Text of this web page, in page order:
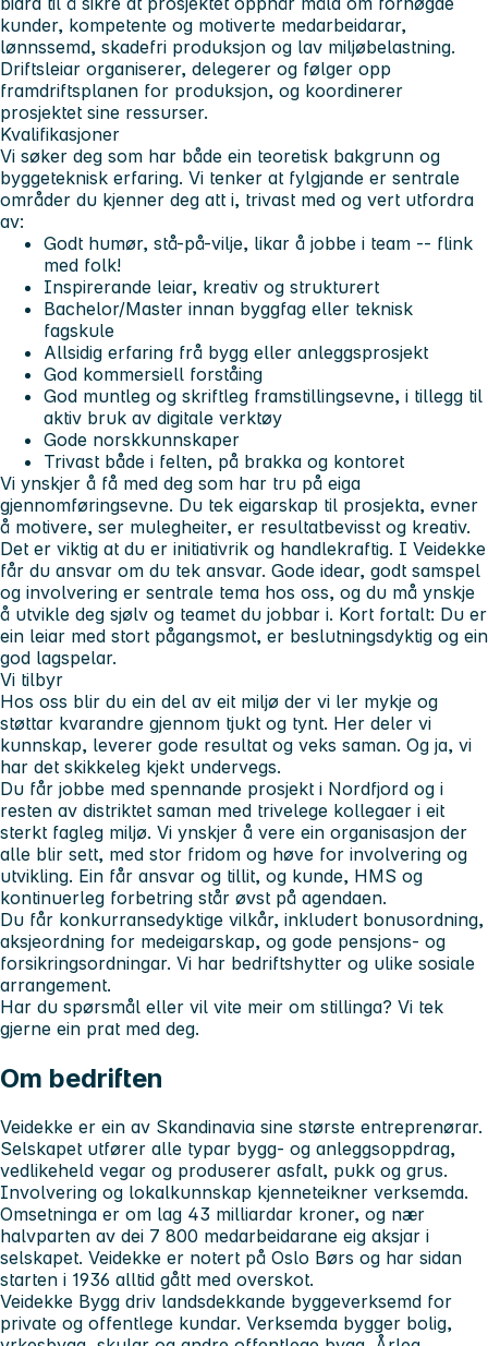
kunder, kompetente og motiverte medarbeidarar,
lønnssemd, skadefri produksjon og lav miljøbelastning.
Driftsleiar organiserer, delegerer og følger opp
framdriftsplanen for produksjon, og koordinerer
prosjektet sine ressurser.
Kvalifikasjoner
Vi søker deg som har både ein teoretisk bakgrunn og
byggeteknisk erfaring. Vi tenker at fylgjande er sentrale
områder du kjenner deg att i, trivast med og vert utfordra
av:
Godt humør, stå-på-vilje, likar å jobbe i team -- flink
med folk!
Inspirerande leiar, kreativ og strukturert
Bachelor/Master innan byggfag eller teknisk
fagskule
Allsidig erfaring frå bygg eller anleggsprosjekt
God kommersiell forståing
God muntleg og skriftleg framstillingsevne, i tillegg til
aktiv bruk av digitale verktøy
Gode norskkunnskaper
Trivast både i felten, på brakka og kontoret
Vi ynskjer å få med deg som har tru på eiga
gjennomføringsevne. Du tek eigarskap til prosjekta, evner
å motivere, ser mulegheiter, er resultatbevisst og kreativ.
Det er viktig at du er initiativrik og handlekraftig. I Veidekke
får du ansvar om du tek ansvar. Gode idear, godt samspel
og involvering er sentrale tema hos oss, og du må ynskje
å utvikle deg sjølv og teamet du jobbar i. Kort fortalt: Du er
ein leiar med stort pågangsmot, er beslutningsdyktig og ein
god lagspelar.
Vi tilbyr
Hos oss blir du ein del av eit miljø der vi ler mykje og
støttar kvarandre gjennom tjukt og tynt. Her deler vi
kunnskap, leverer gode resultat og veks saman. Og ja, vi
har det skikkeleg kjekt undervegs.
Du får jobbe med spennande prosjekt i Nordfjord og i
resten av distriktet saman med trivelege kollegaer i eit
sterkt fagleg miljø. Vi ynskjer å vere ein organisasjon der
alle blir sett, med stor fridom og høve for involvering og
utvikling. Ein får ansvar og tillit, og kunde, HMS og
kontinuerleg forbetring står øvst på agendaen.
Du får konkurransedyktige vilkår, inkludert bonusordning,
aksjeordning for medeigarskap, og gode pensjons- og
forsikringsordningar. Vi har bedriftshytter og ulike sosiale
arrangement.
Har du spørsmål eller vil vite meir om stillinga? Vi tek
gjerne ein prat med deg.
Om bedriften
Veidekke er ein av Skandinavia sine største entreprenørar.
Selskapet utfører alle typar bygg- og anleggsoppdrag,
vedlikeheld vegar og produserer asfalt, pukk og grus.
Involvering og lokalkunnskap kjenneteikner verksemda.
Omsetninga er om lag 43 milliardar kroner, og nær
halvparten av dei 7 800 medarbeidarane eig aksjar i
selskapet. Veidekke er notert på Oslo Børs og har sidan
starten i 1936 alltid gått med overskot.
Veidekke Bygg driv landsdekkande byggeverksemd for
private og offentlege kundar. Verksemda bygger bolig,